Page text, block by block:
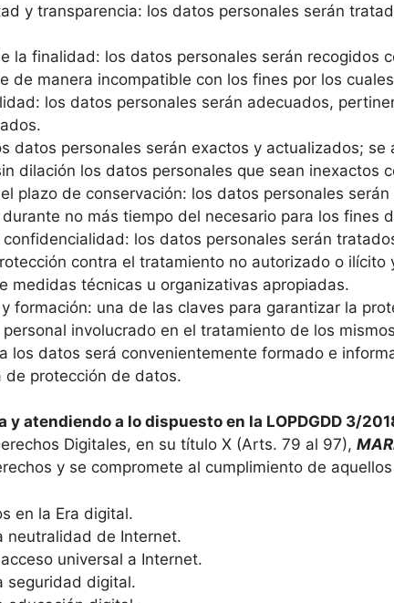
y transparencia: los datos personales serán
la finalidad: los datos personales serán
de manera incompatible con los fines por los
los datos personales serán adecuados,
datos personales serán exactos y actualizados;
dilación los datos personales que sean inexactos
plazo de conservación: los datos personales
no más tiempo del necesario para los fines
los datos personales serán
contra el tratamiento no autorizado o
medidas técnicas u organizativas apropiadas.
formación: una de las claves para garantizar la
involucrado en el tratamiento de los
los datos será convenientemente formado e
de protección de datos.
y atendiendo a lo dispuesto en la LOPDGDD 3/
Digitales, en su título X (Arts. 79 al 97),
y se compromete al cumplimiento de
en la Era digital.
neutralidad de Internet.
universal a Internet.
seguridad digital.